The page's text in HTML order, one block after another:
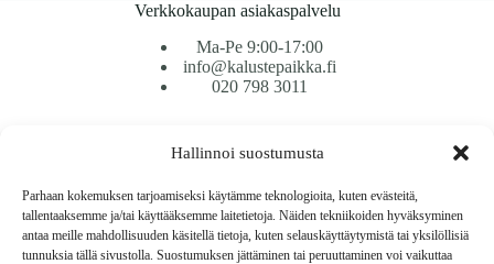
Hallinnoi suostumusta
Parhaan kokemuksen tarjoamiseksi käytämme teknologioita, kuten evästeitä,
tallentaaksemme ja/tai käyttääksemme laitetietoja. Näiden tekniikoiden hyväksyminen
antaa meille mahdollisuuden käsitellä tietoja, kuten selauskäyttäytymistä tai yksilöllisiä
tunnuksia tällä sivustolla. Suostumuksen jättäminen tai peruuttaminen voi vaikuttaa
Verkkokaupan asiakaspalvelu
Ma-Pe 9:00-17:00
info@kalustepaikka.fi
020 798 3011
Maksutavat
Vaihto ja palautus
Reklamaatiot